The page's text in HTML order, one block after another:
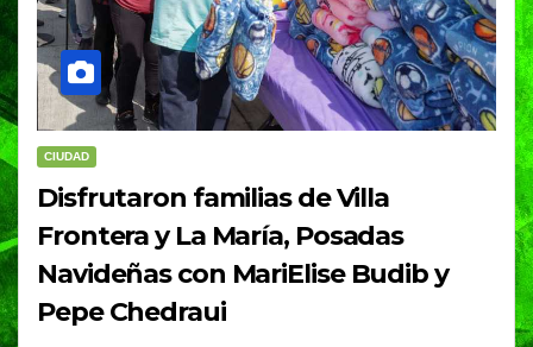
CIUDAD
Disfrutaron familias de Villa
Frontera y La María, Posadas
Navideñas con MariElise Budib y
Pepe Chedraui